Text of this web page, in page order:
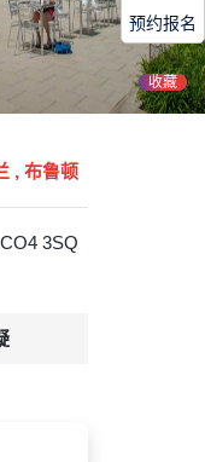
收藏
, 布鲁顿
3SQ
预约报名